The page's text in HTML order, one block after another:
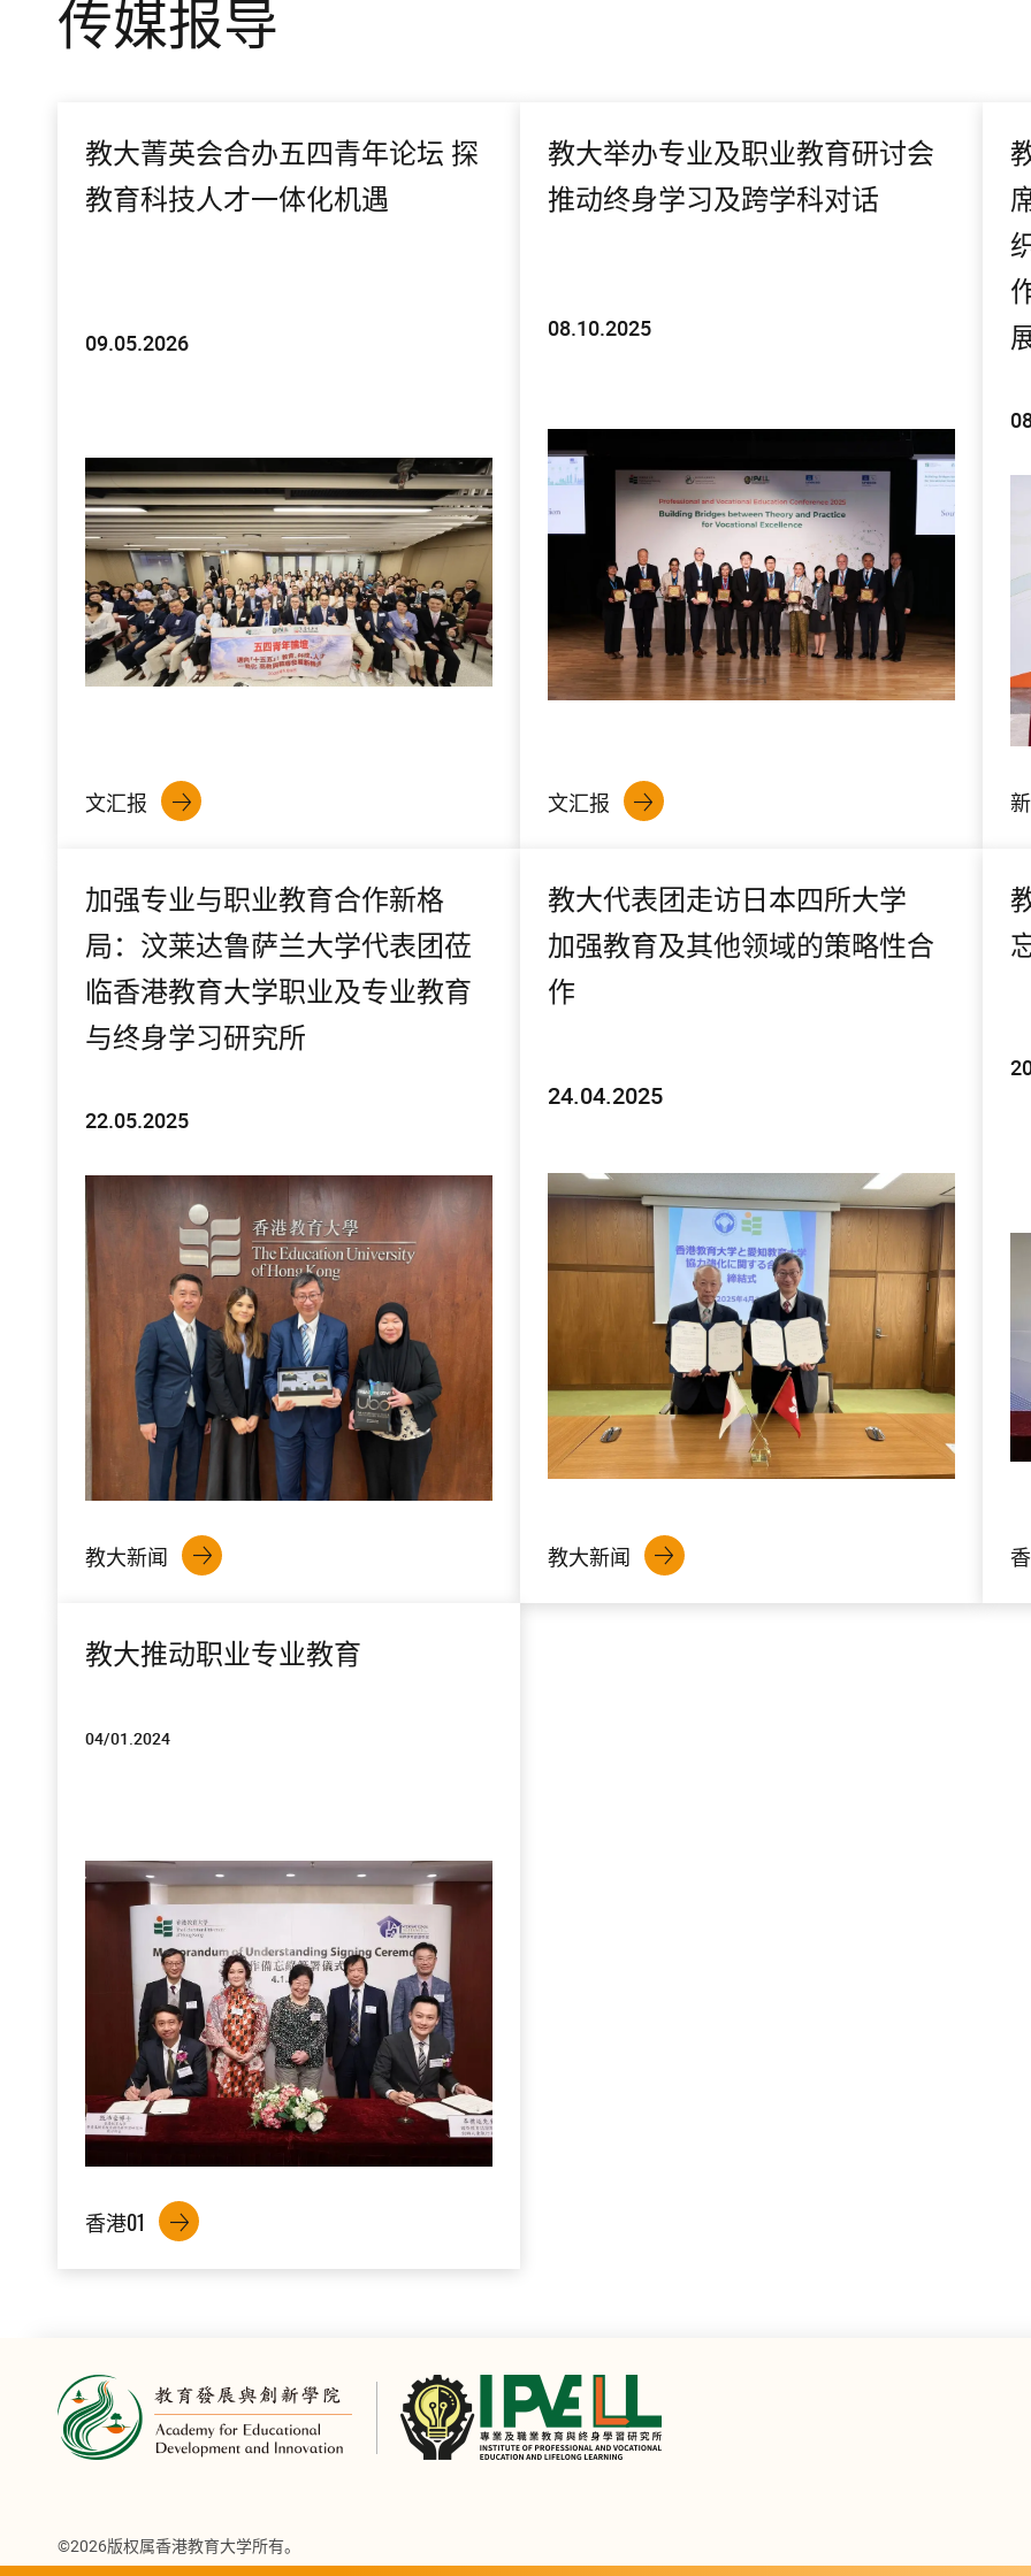
教大菁英会合办五四青年论坛 探
教育科技人才一体化机遇
09.05.2026
文汇报
教大举办专业及职业教育研讨会
推动终身学习及跨学科对话
08.10.2025
文汇报
加强专业与职业教育合作新格
局：汶莱达鲁萨兰大学代表团莅
临香港教育大学职业及专业教育
与终身学习研究所
22.05.2025
教大新闻
教大代表团走访日本四所大学
加强教育及其他领域的策略性合
作
24.04.2025
教大新闻
教大推动职业专业教育
04/01.2024
香港01
©2026版权属香港教育大学所有。